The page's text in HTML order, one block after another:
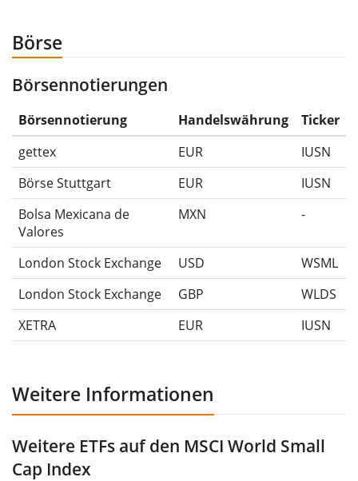
-50%.
Die Wertentwicklungsangaben für ETFs beinhalten
Ausschüttungen (falls vorhanden).
Börse
Börsennotierungen
Börsennotierung Handelswährung
Ticker
gettex
EUR
IUSN
Börse Stuttgart
EUR
IUSN
Bolsa Mexicana de
Valores
MXN -
London Stock Exchange USD
WSML
London Stock Exchange
GBP
WLDS
XETRA
EUR IUSN
Weitere Informationen
Weitere ETFs auf den MSCI World Small
Cap Index